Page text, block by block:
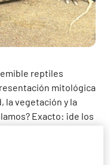
reptiles
mitológica
la vegetación y la
Exacto: ¡de los
y enterraban en